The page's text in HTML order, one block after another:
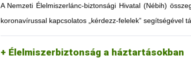
A Nemzeti Élelmiszerlánc-biztonsági Hivatal (Nébih)
koronavírussal kapcsolatos „kérdezz-felelek” segítségével
Élelmiszerbiztonság a háztartásokban